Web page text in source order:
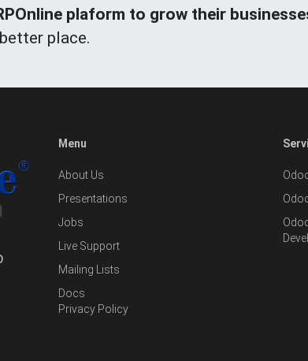
plaform to grow their
place.
Menu
About Us
Presentations
Jobs
Live Support
Mailing Lists
Docs
Privacy Policy